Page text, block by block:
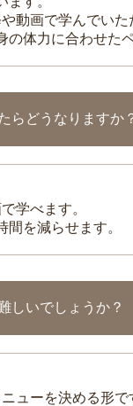
動画で学んでいた
体力に合わせた
らどうなりますか
学べます。
を減らせます。
しいでしょうか？
ューを決める形で